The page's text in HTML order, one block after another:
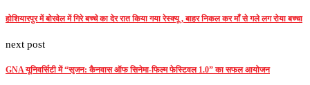
होशियारपुर में बोरवेल में गिरे बच्चे का देर रात किया गया रेस्क्यू , बाहर निकल कर माँ से गले लग रोया बच्चा
next post
GNA यूनिवर्सिटी में “सृजन: कैनवास ऑफ सिनेमा-फिल्म फेस्टिवल 1.0” का सफल आयोजन